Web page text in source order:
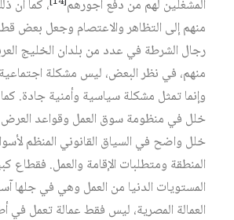
المشغلين لهم من دفع أجورهم
، كما أن
منهم إلى التظاهر والاعتصام وجعل بعض
رجال الشرطة في عدد من بلدان الخليج
منهم، في نظر البعض، ليس مشكلة
وإنما تمثل مشكلة سياسية وأمنية جادة.
خلل في منظومة سوق العمل وقواعد
خلل واضح في السياق القانوني المنظم
المنطقة ومتطلبات الإقامة والعمل. فقطاع
المستويات الدنيا من العمل وهي في جلها
العمالة المصرية، ليس فقط عمالة تعمل في